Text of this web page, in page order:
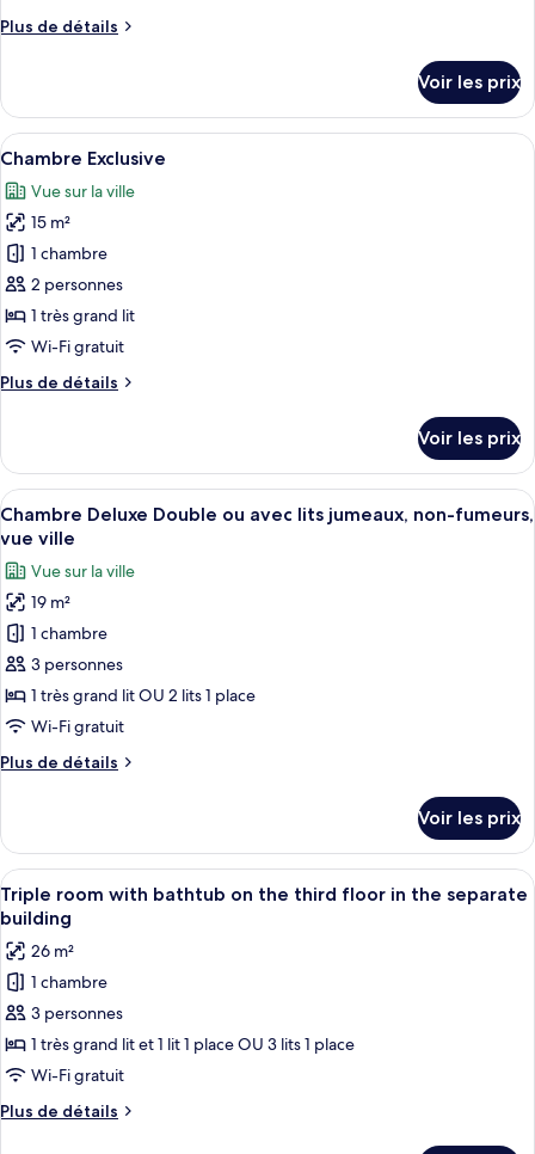
Luxury
Tub,
Annex
Building
Plus de détails
Plus
le
type
de
Luxury
Room,
Hot
Tub,
Annex
Building
Voir les prix
Afficher
toutes
les
photos
pour
ce
type
de
chambre :
Chambre
Une chambre à coucher moderne,
9
Chambre Exclusive
Vue sur la ville
15 m²
1 chambre
2 personnes
1 très grand lit
Wi-Fi gratuit
Plus de détails
Plus
le
type
de
chambre
Exclusive
Voir les prix
Afficher
toutes
les
photos
pour
ce
type
de
chambre :
Deluxe
avec
lits
jumeaux,
non-
fumeurs,
vue
ville
Une chambre d’hôtel comprenant
10
Chambre Deluxe Double ou avec lits jumeaux, non-fumeurs,
vue ville
Vue sur la ville
19 m²
1 chambre
3 personnes
1 très grand lit OU 2 lits 1 place
Wi-Fi gratuit
Plus de détails
Plus
le
type
de
chambre
Chambre
Deluxe
Double
ou
avec
lits
non-
fumeurs,
vue
Voir les prix
Afficher
toutes
les
photos
pour
ce
type
de
chambre :
Triple
Une chambre avec un grand lit, un
12
Triple room with bathtub on the third floor in the separate
building
26 m²
1 chambre
3 personnes
1 très grand lit et 1 lit 1 place OU 3 lits 1 place
Wi-Fi gratuit
Plus de détails
Plus